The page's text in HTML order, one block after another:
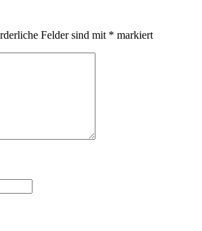
Felder sind mit * markiert